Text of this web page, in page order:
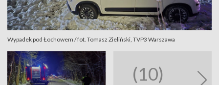
Wypadek pod Łochowem / fot. Tomasz Zieliński, TVP3 Warszawa
(10)